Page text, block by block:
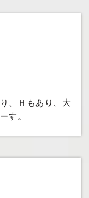
、Ｈもあり、大
す。